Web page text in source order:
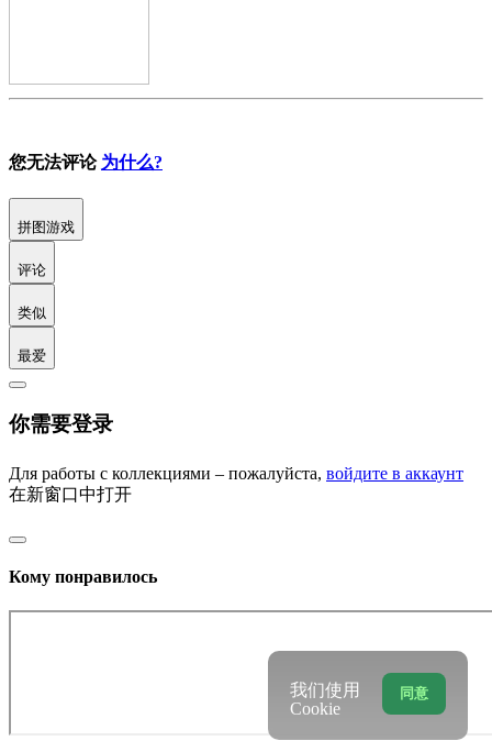
您无法评论 为什么?
拼图游戏
评论
类似
最爱
你需要登录
Для работы с коллекциями – пожалуйста, войдите в аккаунт
在新窗口中打开
Кому понравилось
同意
我们使用
Cookie